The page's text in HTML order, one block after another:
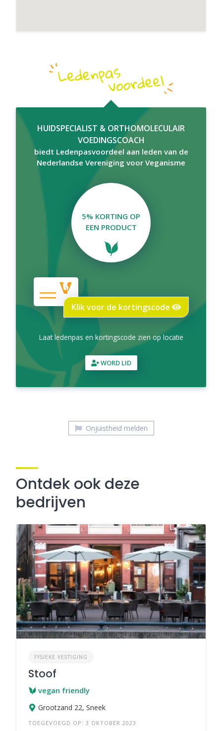
HUIDSPECIALIST & ORTHOMOLECULAIR
VOEDINGSCOACH
biedt Ledenpasvoordeel aan leden van de
Nederlandse Vereniging voor Veganisme
5% KORTING OP
EEN PRODUCT
Klik voor de kortingscode
Laat ledenpas en kortingscode zien op locatie
WORD LID
Onjuistheid melden
Ontdek ook deze
bedrijven
FYSIEKE VESTIGING
Stoof
vegan friendly
Grootzand 22, Sneek
TOEGEVOEGD OP: 3 OKTOBER 2023